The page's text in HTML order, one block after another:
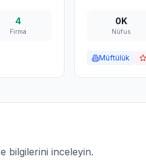
4
Firma
0K
Nüfus
Müftülük
bilgilerini inceleyin.